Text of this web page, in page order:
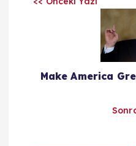
Make America